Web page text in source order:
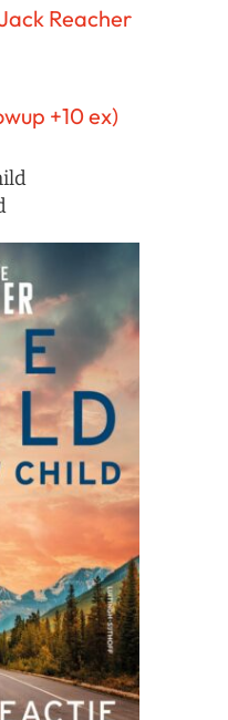
Reacher
+10 ex)